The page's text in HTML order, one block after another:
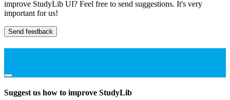
improve StudyLib UI? Feel free to send suggestions. It's very
important for us!
Send feedback
Suggest us how to improve StudyLib